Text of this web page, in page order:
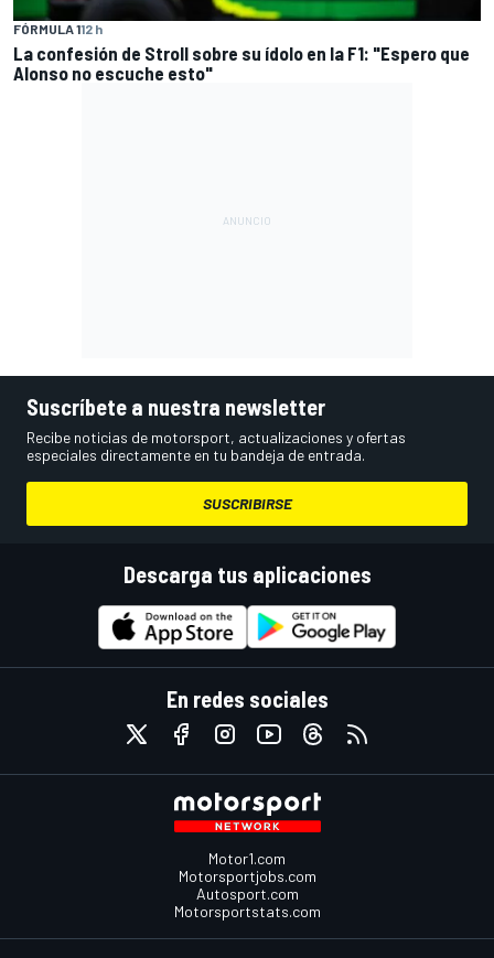
FÓRMULA 112 h
La confesión de Stroll sobre su ídolo en la F1: "Espero que
Alonso no escuche esto"
Suscríbete a nuestra newsletter
Recibe noticias de motorsport, actualizaciones y ofertas
especiales directamente en tu bandeja de entrada.
SUSCRIBIRSE
Descarga tus aplicaciones
En redes sociales
Motor1.com
Motorsportjobs.com
Autosport.com
Motorsportstats.com